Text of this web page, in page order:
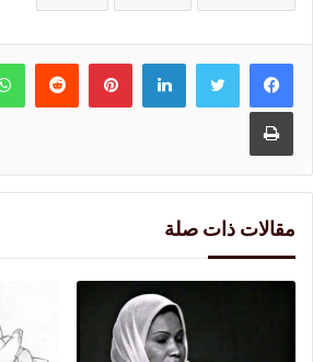
لينكدإنبينتيريست
طباعة
مقالات ذات صلة